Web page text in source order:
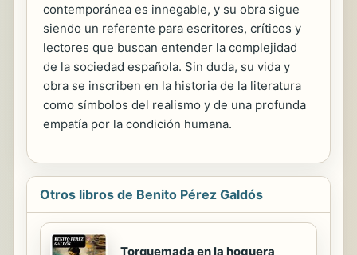
contemporánea es innegable, y su obra sigue
siendo un referente para escritores, críticos y
lectores que buscan entender la complejidad
de la sociedad española. Sin duda, su vida y
obra se inscriben en la historia de la literatura
como símbolos del realismo y de una profunda
empatía por la condición humana.
Otros libros de Benito Pérez Galdós
Torquemada en la hoguera